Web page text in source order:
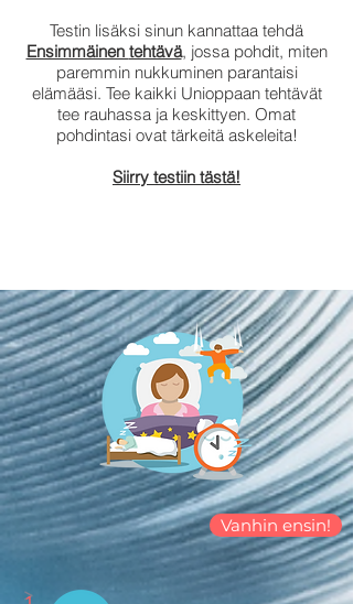
Testin lisäksi sinun kannattaa tehdä
Ensimmäinen tehtävä, jossa pohdit, miten
paremmin nukkuminen parantaisi
elämääsi. Tee kaikki Unioppaan tehtävät
tee rauhassa ja keskittyen. Omat
pohdintasi ovat tärkeitä askeleita!
Siirry testiin tästä!
Vanhin ensin!
>
1